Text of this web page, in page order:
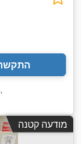
,
מודעה קטנה